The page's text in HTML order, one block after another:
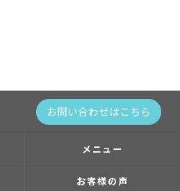
お問い合わせはこちら
メニュー
お客様の声